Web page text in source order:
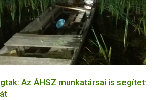
Az ÁHSZ munkatársai is